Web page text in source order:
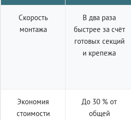
Скорость
монтажа
В два раза
быстрее за счёт
готовых секций
и крепежа
Экономия
стоимости
До 30 % от
общей